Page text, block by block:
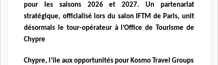
pour les saisons 2026 et 2027. Un partenariat
stratégique, officialisé lors du salon IFTM de Paris, unit
désormais le tour-opérateur à l’Office de Tourisme de
Chypre
Chypre, l’île aux opportunités pour Kosmo Travel Groups